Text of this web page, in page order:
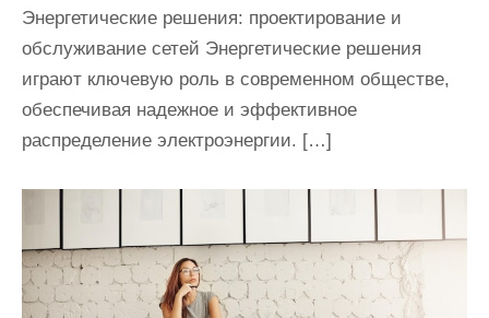
Энергетические решения: проектирование и
обслуживание сетей Энергетические решения
играют ключевую роль в современном обществе,
обеспечивая надежное и эффективное
распределение электроэнергии. […]